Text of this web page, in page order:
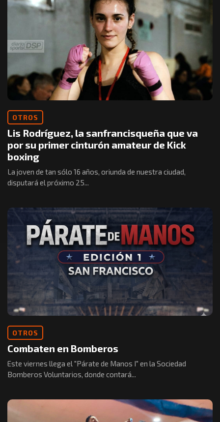
OTROS
Lis Rodríguez, la sanfrancisqueña que va
por su primer cinturón amateur de Kick
boxing
La joven de tan sólo 16 años, oriunda de nuestra ciudad,
disputará el próximo 25...
OTROS
Combaten en Bomberos
Este viernes llega el "Párate de Manos I" en la Sociedad
Bomberos Voluntarios, donde contará...